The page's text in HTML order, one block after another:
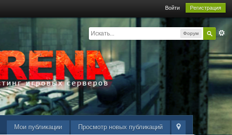
Войти Регистрация
Форум
Просмотр новых публикаций
Мои публикации